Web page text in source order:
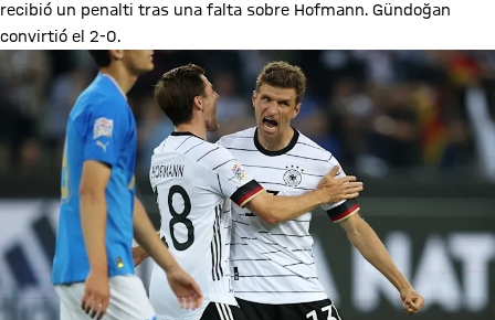
recibió un penalti tras una falta sobre Hofmann. Gündoğan
convirtió el 2-0.